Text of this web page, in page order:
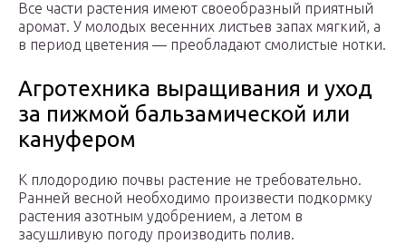
Все части растения имеют своеобразный приятный
аромат. У молодых весенних листьев запах мягкий, а
в период цветения — преобладают смолистые нотки.
Агротехника выращивания и уход
за пижмой бальзамической или
кануфером
К плодородию почвы растение не требовательно.
Ранней весной необходимо произвести подкормку
растения азотным удобрением, а летом в
засушливую погоду производить полив.